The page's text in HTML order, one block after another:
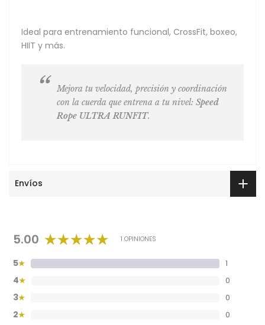
Ideal para entrenamiento funcional, CrossFit, boxeo,
HIIT y más.
Mejora tu velocidad, precisión y coordinación
con la cuerda que entrena a tu nivel: Speed
Rope ULTRA RUNFIT.
Envíos
5.00 1 OPINIONES
5★ 1
4★ 0
3★ 0
2★ 0